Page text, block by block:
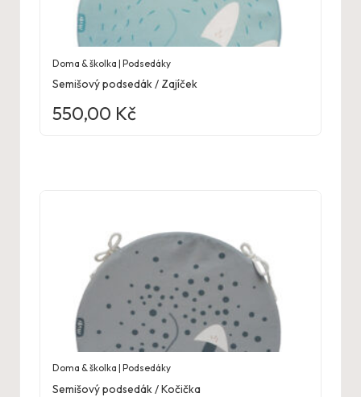
Doma & školka | Podsedáky
Semišový podsedák / Zajíček
550,00 Kč
Doma & školka | Podsedáky
Semišový podsedák / Kočička